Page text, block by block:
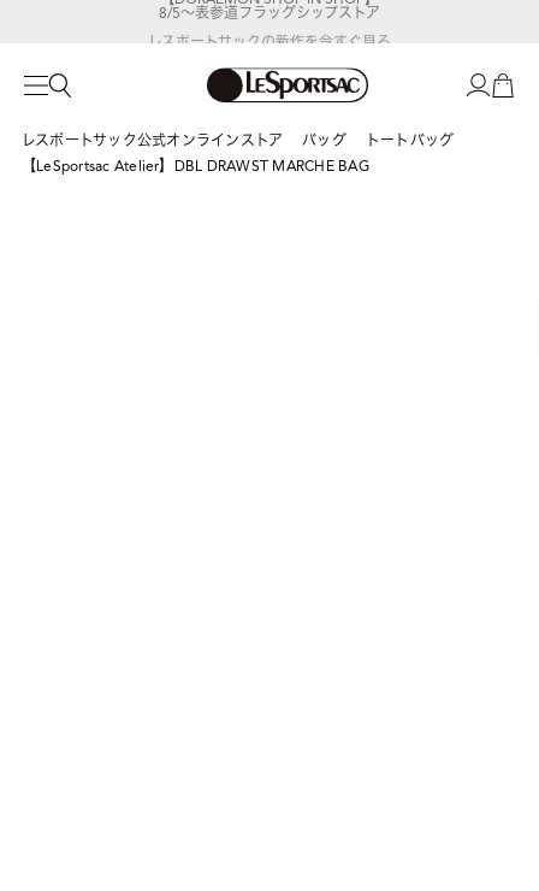
レスポートサックの新作を 今すぐ見る
レスポートサック公式オンラインストア バッグ
トートバッグ
【LeSportsac Atelier】DBL DRAWST MARCHE BAG